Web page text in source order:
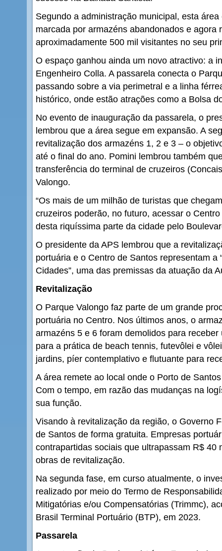
Segundo a administração municipal, esta
marcada por armazéns abandonados e agora
aproximadamente 500 mil visitantes no seu
O espaço ganhou ainda um novo atractivo: a
Engenheiro Colla. A passarela conecta o
passando sobre a via perimetral e a linha
histórico, onde estão atrações como a Bolsa
No evento de inauguração da passarela, o
lembrou que a área segue em expansão. A
revitalização dos armazéns 1, 2 e 3 – o
até o final do ano. Pomini lembrou também
transferência do terminal de cruzeiros
Valongo.
“Os mais de um milhão de turistas que
cruzeiros poderão, no futuro, acessar o
desta riquíssima parte da cidade pelo
O presidente da APS lembrou que a
portuária e o Centro de Santos representam a
Cidades”, uma das premissas da atuação da
Revitalização
O Parque Valongo faz parte de um grande
portuária no Centro. Nos últimos anos, o
armazéns 5 e 6 foram demolidos para
para a prática de beach tennis, futevôlei e
jardins, píer contemplativo e flutuante para
A área remete ao local onde o Porto de
Com o tempo, em razão das mudanças na
sua função.
Visando à revitalização da região, o Governo
de Santos de forma gratuita. Empresas
contrapartidas sociais que ultrapassam R$ 40
obras de revitalização.
Na segunda fase, em curso atualmente, o
realizado por meio do Termo de
Mitigatórias e/ou Compensatórias (Trimmc),
Brasil Terminal Portuário (BTP), em 2023.
Passarela